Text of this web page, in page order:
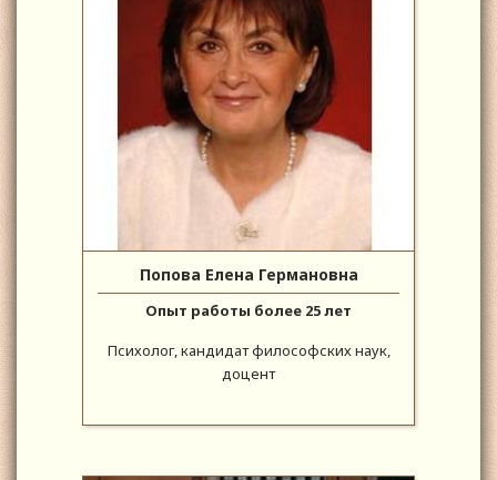
Попова Елена Германовна
Опыт работы более 25 лет
Психолог, кандидат философских наук,
доцент